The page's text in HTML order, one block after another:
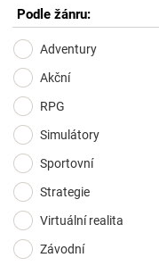
Podle žánru:
Adventury
Akční
RPG
Simulátory
Sportovní
Strategie
Virtuální realita
Závodní